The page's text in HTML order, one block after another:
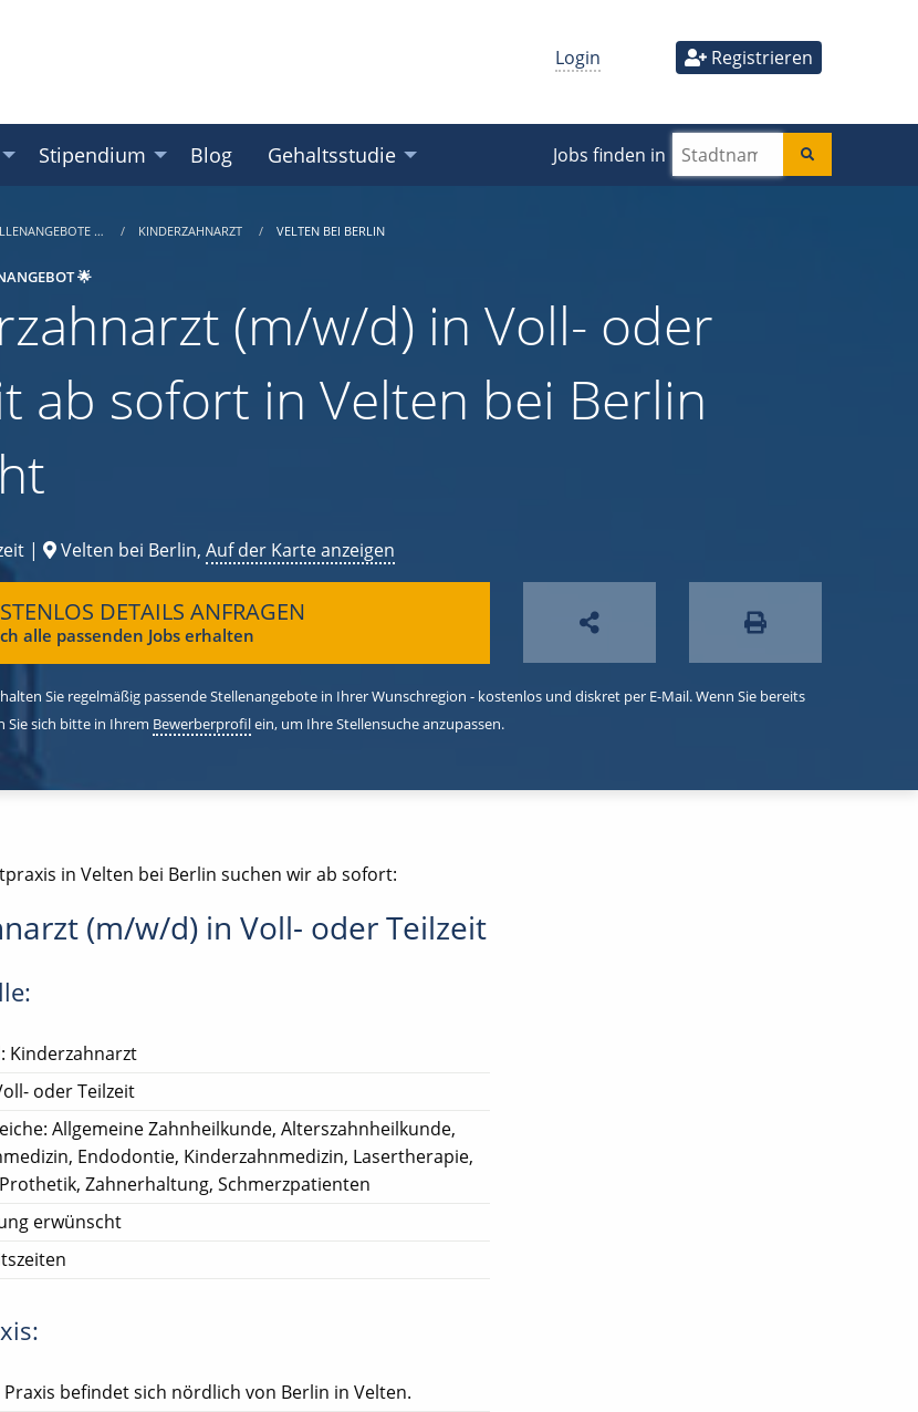
Login Registrieren
Stipendium Blog Gehaltsstudie Jobs finden in
… KINDERZAHNARZT VELTEN BEI BERLIN
🌟
(m/w/d) in Voll- oder
ab sofort in Velten bei Berlin
| Velten bei Berlin, Auf der Karte anzeigen
DETAILS ANFRAGEN
alle passenden Jobs erhalten
Sie regelmäßig passende Stellenangebote in Ihrer Wunschregion - kostenlos und diskret per E-Mail. Wenn Sie bereits
Sie sich bitte in Ihrem Bewerberprofilein, um Ihre Stellensuche anzupassen.
in Velten bei Berlin suchen wir ab sofort:
(m/w/d) in Voll- oder Teilzeit
Kinderzahnarzt
oder Teilzeit
Allgemeine Zahnheilkunde, Alterszahnheilkunde,
Endodontie, Kinderzahnmedizin, Lasertherapie,
Zahnerhaltung, Schmerzpatienten
erwünscht
befindet sich nördlich von Berlin in Velten.